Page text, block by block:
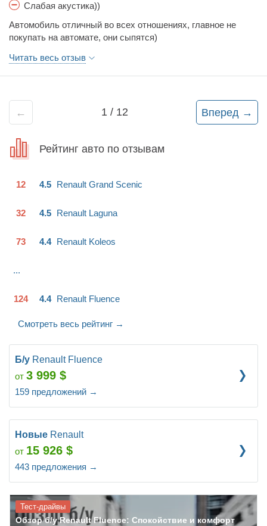
Рейтинг авто по отзывам
12 Renault Grand Scenic
4.5
32 Renault Laguna
4.5
73 Renault Koleos
4.4
...
124 Renault Fluence
4.4
Смотреть весь рейтинг →
Б/у Renault Fluence
от 3 999 $
159 предложений →
Новые Renault
от 15 926 $
443 предложения →
Тест-драйвы
Обзор б/у Renault Fluence: Спокойствие и комфорт
Слабая акустика))
Автомобиль отличный во всех отношениях, главное не
покупать на автомате, они сыпятся)
Читать весь отзыв
← 1/ 12 Вперед →